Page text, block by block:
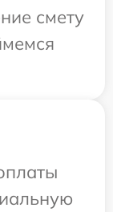
смету